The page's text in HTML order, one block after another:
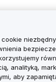
analityką,
aby